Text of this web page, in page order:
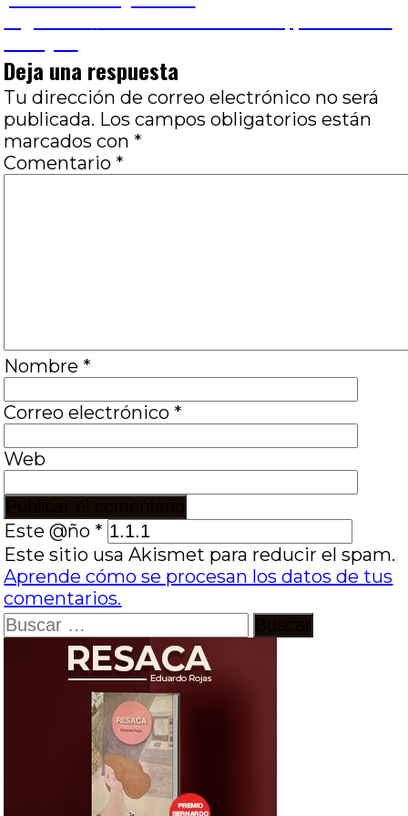
entradas
Deja una respuesta
Tu dirección de correo electrónico no será
publicada. Los campos obligatorios están
marcados con *
Comentario *
Nombre *
Correo electrónico *
Web
Este @ño *
Este sitio usa Akismet para reducir el spam.
Aprende cómo se procesan los datos de tus
comentarios.
Buscar: